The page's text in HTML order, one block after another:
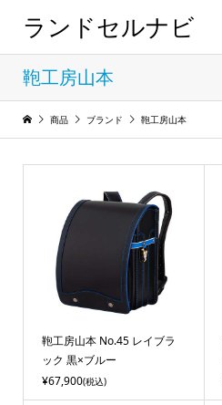
ランドセルナビ
鞄工房山本
商品 ブランド 鞄工房山本
鞄工房山本 No.45 レイブラ
ック 黒×ブルー
¥67,900(税込)